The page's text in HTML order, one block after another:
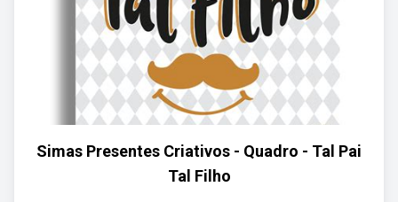
Simas Presentes Criativos - Quadro - Tal Pai
Tal Filho